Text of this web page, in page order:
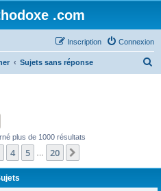
.com
Connexion
Inscription
Sujets sans réponse
plus de 1000 résultats
20 4 5 20